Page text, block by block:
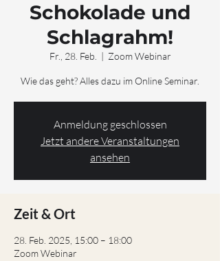
Schokolade und
Schlagrahm!
Fr., 28. Feb.
  |
Zoom Webinar
Anmeldung geschlossen
Jetzt andere Veranstaltungen
ansehen
Zeit & Ort
28. Feb. 2025, 15:00 – 18:00
Zoom Webinar